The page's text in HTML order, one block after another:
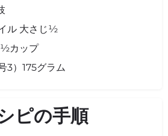
ル 大さじ½
½カップ
3）175グラム
ピの手順